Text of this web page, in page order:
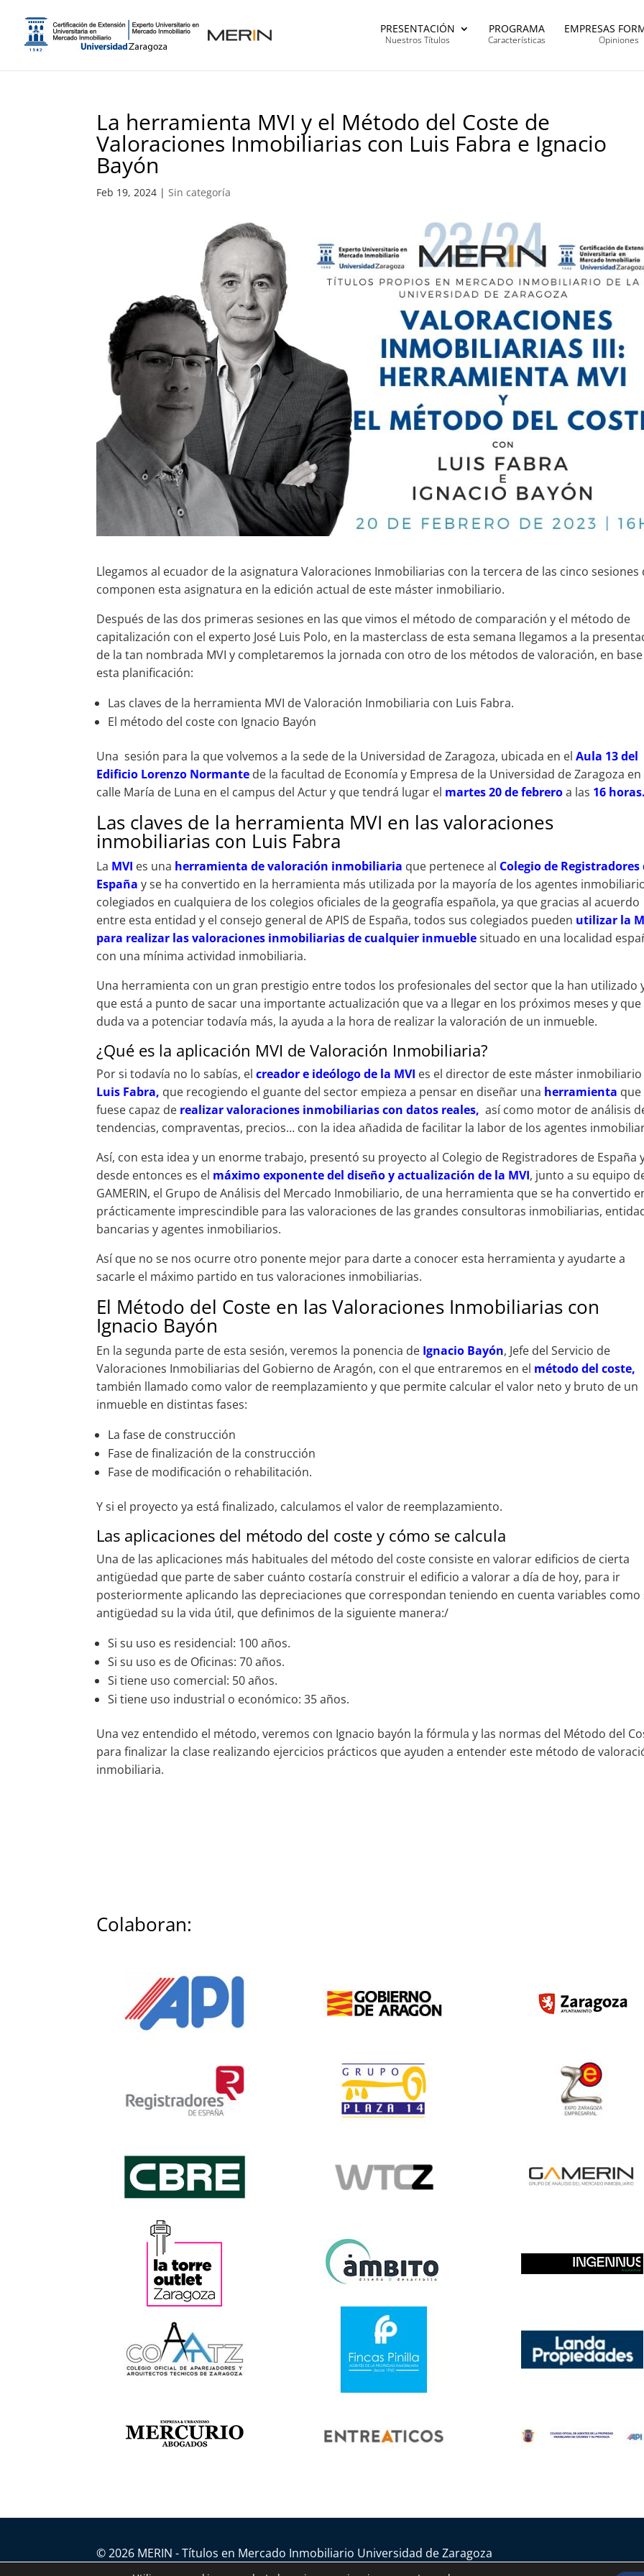
PRESENTACIÓN
Nuestros Títulos
PROGRAMA
Características
EMPRESAS
Opiniones
La herramienta MVI y el Método del Coste de
Valoraciones Inmobiliarias con Luis Fabra e Ignacio
Bayón
Feb 19, 2024 |Sin categoría
Llegamos al ecuador de la asignatura Valoraciones Inmobiliarias con la tercera de las cinco sesiones
componen esta asignatura en la edición actual de este máster inmobiliario.
Después de las dos primeras sesiones en las que vimos el método de comparación y el método de
capitalización con el experto José Luis Polo, en la masterclass de esta semana llegamos a la
de la tan nombrada MVI y completaremos la jornada con otro de los métodos de valoración, en
esta planificación:
Las claves de la herramienta MVI de Valoración Inmobiliaria con Luis Fabra.
El método del coste con Ignacio Bayón
Una sesión para la que volvemos a la sede de la Universidad de Zaragoza, ubicada en elAula 13 del
Edificio Lorenzo Normante de la facultad de Economía y Empresa de la Universidad de Zaragoza en
calle María de Luna en el campus del Actur y que tendrá lugar el martes 20 de febreroa las 16
Las claves de la herramienta MVI en las valoraciones
inmobiliarias con Luis Fabra
La MVI es una herramienta de valoración inmobiliaria que pertenece al Colegio de Registradores
España y se ha convertido en la herramienta más utilizada por la mayoría de los agentes
colegiados en cualquiera de los colegios oficiales de la geografía española, ya que gracias al acuerdo
entre esta entidad y el consejo general de APIS de España, todos sus colegiados pueden utilizar la
para realizar las valoraciones inmobiliarias de cualquier inmueble situado en una localidad
con una mínima actividad inmobiliaria.
Una herramienta con un gran prestigio entre todos los profesionales del sector que la han utilizado
que está a punto de sacar una importante actualización que va a llegar en los próximos meses y
duda va a potenciar todavía más, la ayuda a la hora de realizar la valoración de un inmueble.
¿Qué es la aplicación MVI de Valoración Inmobiliaria?
Por si todavía no lo sabías, elcreador e ideólogo de la MVI es el director de este máster inmobiliario
Luis Fabra, que recogiendo el guante del sector empieza a pensar en diseñar una herramienta que
fuese capaz de realizar valoraciones inmobiliarias con datos reales, así como motor de análisis
tendencias, compraventas, precios… con la idea añadida de facilitar la labor de los agentes
Así, con esta idea y un enorme trabajo, presentó su proyecto al Colegio de Registradores de España
desde entonces es el máximo exponente del diseño y actualización de la MVI, junto a su equipo
GAMERIN, el Grupo de Análisis del Mercado Inmobiliario, de una herramienta que se ha convertido
prácticamente imprescindible para las valoraciones de las grandes consultoras inmobiliarias,
bancarias y agentes inmobiliarios.
Así que no se nos ocurre otro ponente mejor para darte a conocer esta herramienta y ayudarte a
sacarle el máximo partido en tus valoraciones inmobiliarias.
El Método del Coste en las Valoraciones Inmobiliarias con
Ignacio Bayón
En la segunda parte de esta sesión, veremos la ponencia de Ignacio Bayón, Jefe del Servicio de
Valoraciones Inmobiliarias del Gobierno de Aragón, con el que entraremos en el método del coste,
también llamado como valor de reemplazamiento y que permite calcular el valor neto y bruto de un
inmueble en distintas fases:
La fase de construcción
Fase de finalización de la construcción
Fase de modificación o rehabilitación.
Y si el proyecto ya está finalizado, calculamos el valor de reemplazamiento.
Las aplicaciones del método del coste y cómo se calcula
Una de las aplicaciones más habituales del método del coste consiste en valorar edificios de cierta
antigüedad que parte de saber cuánto costaría construir el edificio a valorar a día de hoy, para ir
posteriormente aplicando las depreciaciones que correspondan teniendo en cuenta variables como
antigüedad su la vida útil, que definimos de la siguiente manera:/
Si su uso es residencial: 100 años.
Si su uso es de Oficinas: 70 años.
Si tiene uso comercial: 50 años.
Si tiene uso industrial o económico: 35 años.
Una vez entendido el método, veremos con Ignacio bayón la fórmula y las normas del Método del
para finalizar la clase realizando ejercicios prácticos que ayuden a entender este método de
inmobiliaria.
Colaboran:
© 2026 MERIN - Títulos en Mercado Inmobiliario Universidad de Zaragoza
Aviso legal
Política de privacidad · Condiciones generales